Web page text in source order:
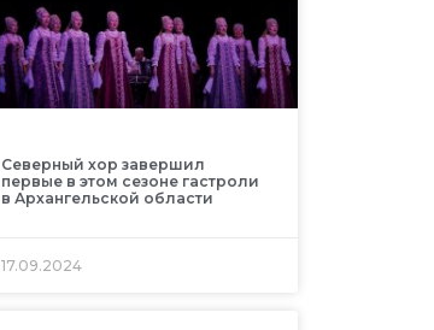
Северный хор завершил
первые в этом сезоне гастроли
в Архангельской области
17.09.2024